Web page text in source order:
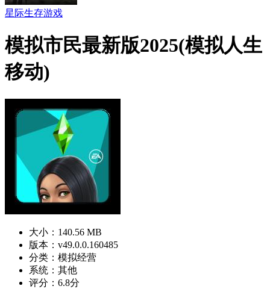
星际生存游戏
模拟市民最新版2025(模拟人生
移动)
大小：140.56 MB
版本：v49.0.0.160485
分类：模拟经营
系统：其他
评分：6.8分